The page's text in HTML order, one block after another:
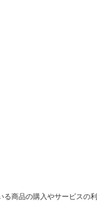
商品の購入やサービスの